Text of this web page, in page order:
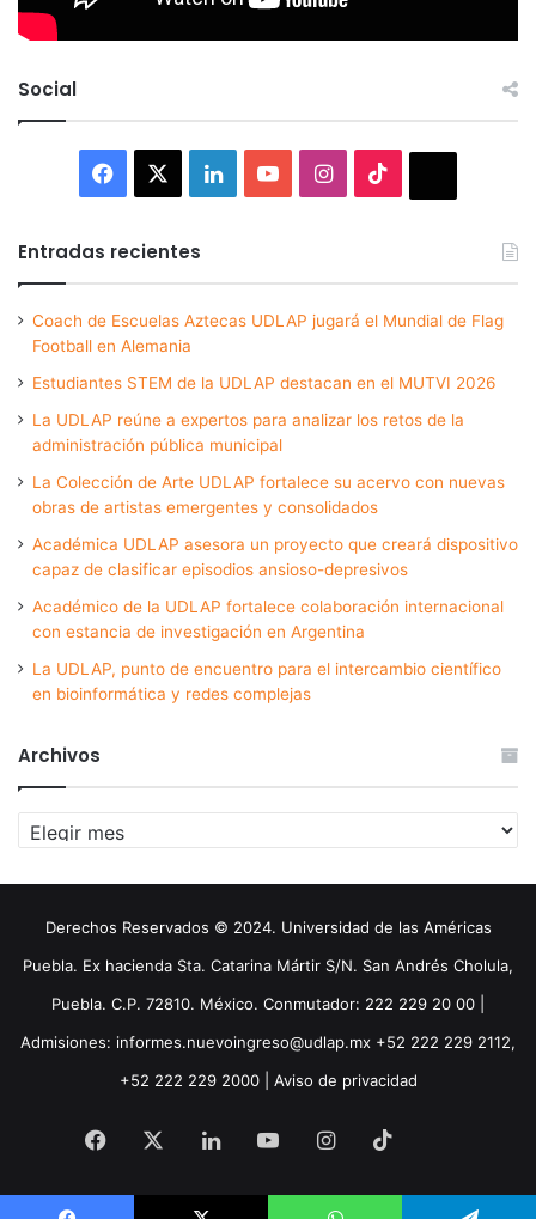
Social
Facebook LinkedInYouTubeInstagram
Entradas recientes
Coach de Escuelas Aztecas UDLAP jugará el Mundial de Flag
Football en Alemania
Estudiantes STEM de la UDLAP destacan en el MUTVI 2026
La UDLAP reúne a expertos para analizar los retos de la
administración pública municipal
La Colección de Arte UDLAP fortalece su acervo con nuevas
obras de artistas emergentes y consolidados
Académica UDLAP asesora un proyecto que creará dispositivo
capaz de clasificar episodios ansioso-depresivos
Académico de la UDLAP fortalece colaboración internacional
con estancia de investigación en Argentina
La UDLAP, punto de encuentro para el intercambio científico
en bioinformática y redes complejas
Archivos
Archivos
Derechos Reservados © 2024. Universidad de las Américas
Puebla. Ex hacienda Sta. Catarina Mártir S/N. San Andrés Cholula,
Puebla. C.P. 72810. México. Conmutador: 222 229 20 00 |
Admisiones: informes.nuevoingreso@udlap.mx +52 222 229 2112,
+52 222 229 2000 | Aviso de privacidad
Facebook LinkedInYouTubeInstagram